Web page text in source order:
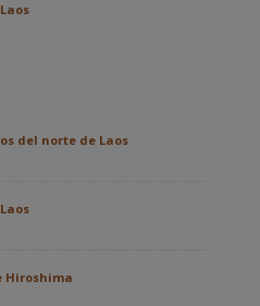
del norte de Laos
Hiroshima